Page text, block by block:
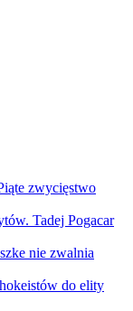
zwycięstwo
Tadej Pogacar
nie zwalnia
do elity